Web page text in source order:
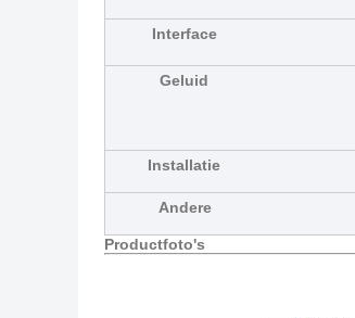
Interface
Geluid
Installatie
Andere
Productfoto's